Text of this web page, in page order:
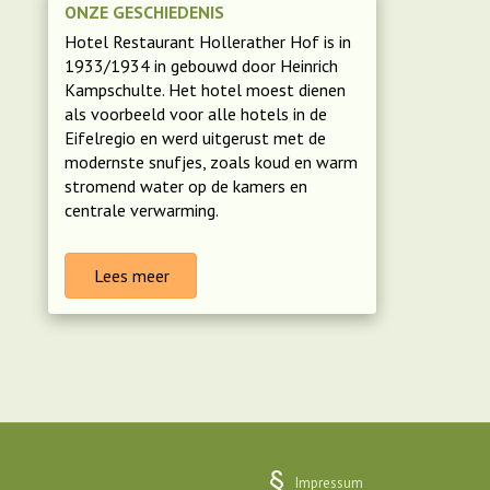
ONZE GESCHIEDENIS
Hotel Restaurant Hollerather Hof is in
1933/1934 in gebouwd door Heinrich
Kampschulte. Het hotel moest dienen
als voorbeeld voor alle hotels in de
Eifelregio en werd uitgerust met de
modernste snufjes, zoals koud en warm
stromend water op de kamers en
centrale verwarming.
Lees meer
Impressum